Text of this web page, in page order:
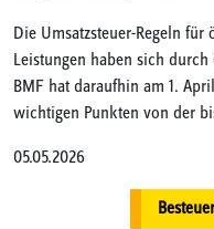
Die Umsatzsteuer-Regeln
Leistungen haben sich
BMF hat daraufhin am 1.
wichtigen Punkten von der
05.05.2026